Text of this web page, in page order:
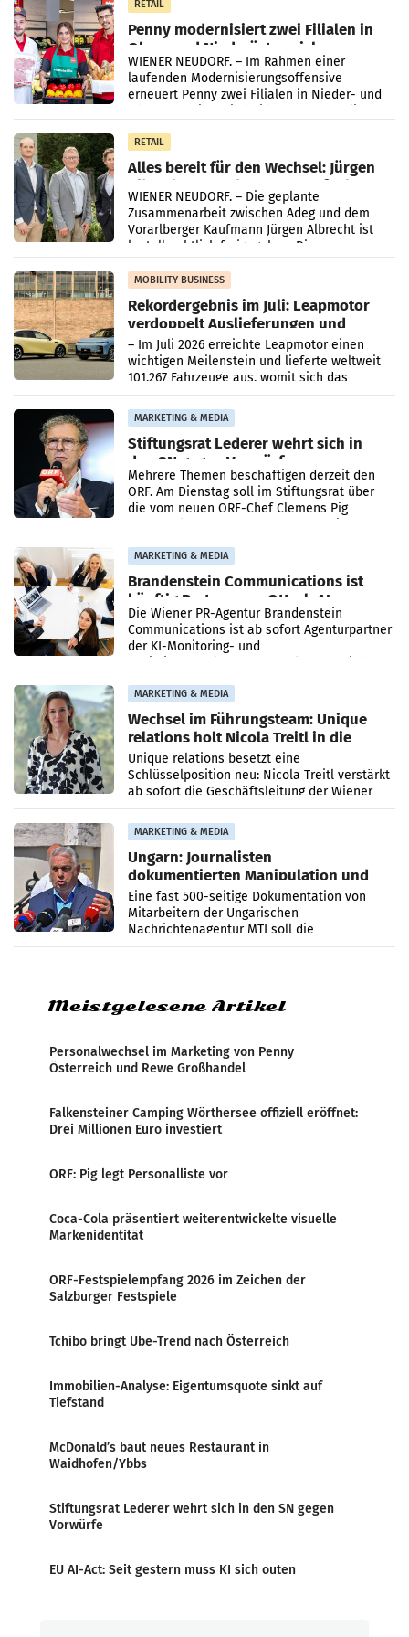
RETAIL
Penny modernisiert zwei Filialen in
Ober- und Niederösterreich
WIENER NEUDORF. – Im Rahmen einer
laufenden Modernisierungsoffensive
erneuert Penny zwei Filialen in Nieder- und
RETAIL
Alles bereit für den Wechsel: Jürgen
Albrecht setzt ab 1.1.2027 auf Adeg
WIENER NEUDORF. – Die geplante
Zusammenarbeit zwischen Adeg und dem
Vorarlberger Kaufmann Jürgen Albrecht ist
kartellrechtlich freigegeben: Die
Bundeswettbewerbsbehörde und der
Bundeskartellanwalt
MOBILITY BUSINESS
Rekordergebnis im Juli: Leapmotor
verdoppelt Auslieferungen und
überschreitet die 100.000er-Marke
– Im Juli 2026 erreichte Leapmotor einen
wichtigen Meilenstein und lieferte weltweit
101.267 Fahrzeuge aus, womit sich das
Ergebnis gegenüber Juli 2025 mehr als
verdoppelte (+102
MARKETING & MEDIA
Stiftungsrat Lederer wehrt sich in
den SN gegen Vorwürfe
Mehrere Themen beschäftigen derzeit den
ORF. Am Dienstag soll im Stiftungsrat über
die vom neuen ORF-Chef Clemens Pig
MARKETING & MEDIA
Brandenstein Communications ist
künftig Partner von OtterlyAI
Die Wiener PR-Agentur Brandenstein
Communications ist ab sofort Agenturpartner
der KI-Monitoring- und
MARKETING & MEDIA
Wechsel im Führungsteam: Unique
relations holt Nicola Treitl in die
Geschäftsleitung
Unique relations besetzt eine
Schlüsselposition neu: Nicola Treitl verstärkt
ab sofort die Geschäftsleitung der Wiener
PR-Agentur an der Seite von Josef Kalina und
Anna Kalina-Mahr.
MARKETING & MEDIA
Ungarn: Journalisten
dokumentierten Manipulation und
Zensur
Eine fast 500-seitige Dokumentation von
Mitarbeitern der Ungarischen
Nachrichtenagentur MTI soll die
systematische Nachrichten-Manipulation und
Meistgelesene Artikel
Personalwechsel im Marketing von Penny
Österreich und Rewe Großhandel
Falkensteiner Camping Wörthersee offiziell eröffnet:
Drei Millionen Euro investiert
ORF: Pig legt Personalliste vor
Coca-Cola präsentiert weiterentwickelte visuelle
Markenidentität
ORF-Festspielempfang 2026 im Zeichen der
Salzburger Festspiele
Tchibo bringt Ube-Trend nach Österreich
Immobilien-Analyse: Eigentumsquote sinkt auf
Tiefstand
McDonald’s baut neues Restaurant in
Waidhofen/Ybbs
Stiftungsrat Lederer wehrt sich in den SN gegen
Vorwürfe
EU AI-Act: Seit gestern muss KI sich outen